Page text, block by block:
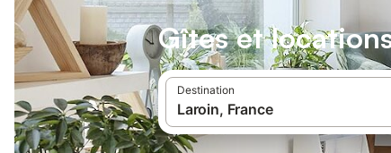
Gîtes et
Destination